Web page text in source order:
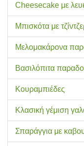
Cheesecake με
Μπισκότα με
Μελομακάρονα
Βασιλόπιτα
Κουραμπιέδες
Κλασική γέμιση
Σπαράγγια με